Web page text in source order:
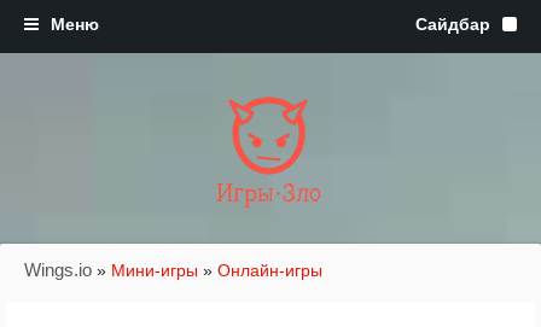
Игры·Зло
Wings.io » Мини-игры » Онлайн-игры